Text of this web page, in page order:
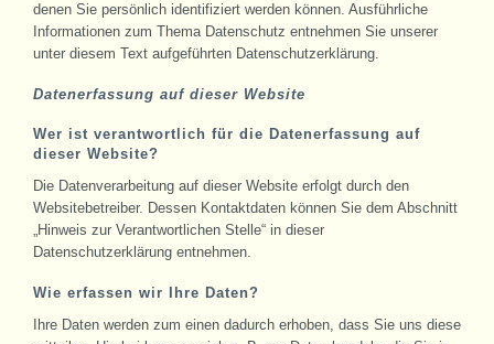
denen Sie persönlich identifiziert werden können. Ausführliche
Informationen zum Thema Datenschutz entnehmen Sie unserer
unter diesem Text aufgeführten Datenschutzerklärung.
Datenerfassung auf dieser Website
Wer ist verantwortlich für die Datenerfassung auf
dieser Website?
Die Datenverarbeitung auf dieser Website erfolgt durch den
Websitebetreiber. Dessen Kontaktdaten können Sie dem Abschnitt
„Hinweis zur Verantwortlichen Stelle“ in dieser
Datenschutzerklärung entnehmen.
Wie erfassen wir Ihre Daten?
Ihre Daten werden zum einen dadurch erhoben, dass Sie uns diese